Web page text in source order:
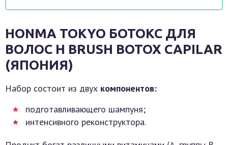
HONMA TOKYO БОТОКС ДЛЯ
ВОЛОС H BRUSH BOTOX CAPILAR
(ЯПОНИЯ)
Набор состоит из двух компонентов:
подготавливающего шампуня;
интенсивного реконструктора.